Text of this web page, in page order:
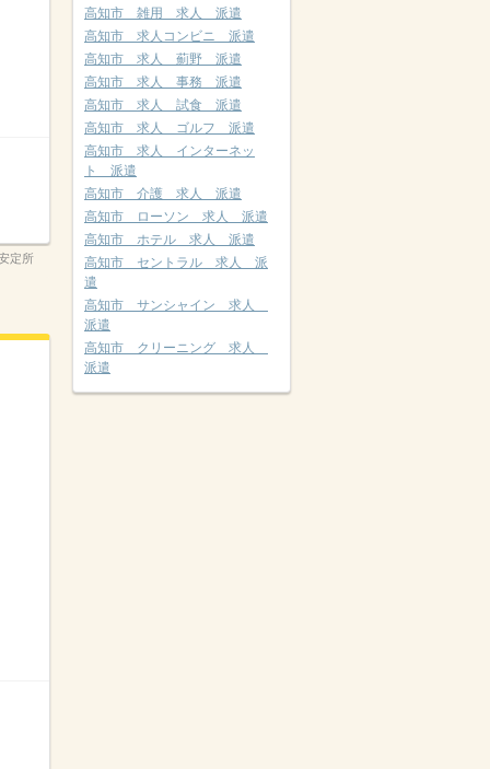
定所
高知市 雑用 求人 派遣
高知市 求人コンビニ 派遣
高知市 求人 薊野 派遣
高知市 求人 事務 派遣
高知市 求人 試食 派遣
高知市 求人 ゴルフ 派遣
高知市 求人 インターネッ
ト 派遣
高知市 介護 求人 派遣
高知市 ローソン 求人 派遣
高知市 ホテル 求人 派遣
高知市 セントラル 求人 派
遣
高知市 サンシャイン 求人
派遣
高知市 クリーニング 求人
派遣